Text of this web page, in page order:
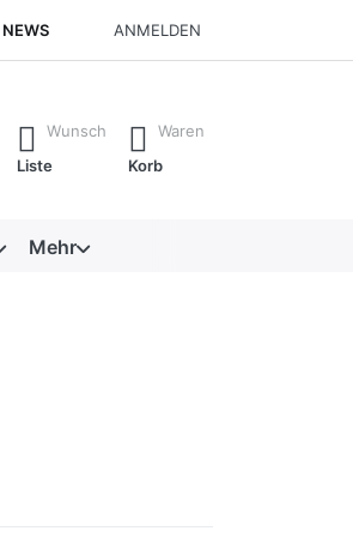
NEWS ANMELDEN
Drücken Sie die Eingabetaste, um alle
Wunsch
Liste
Waren
Korb
Mehr